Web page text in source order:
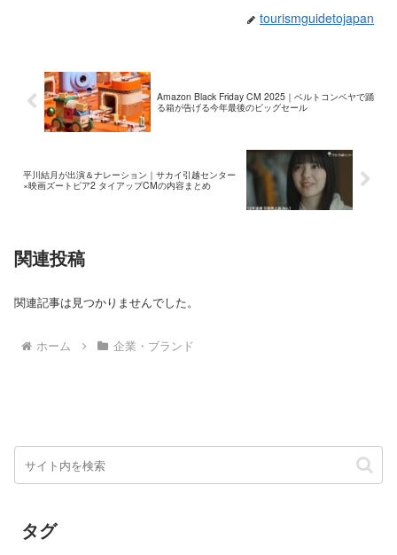
tourismguidetojapan
Amazon Black Friday CM 2025｜ベルトコンベヤで踊
る箱が告げる今年最後のビッグセール
平川結月が出演＆ナレーション｜サカイ引越センター
×映画ズートピア2 タイアップCMの内容まとめ
関連投稿
関連記事は見つかりませんでした。
ホーム 企業・ブランド
タグ